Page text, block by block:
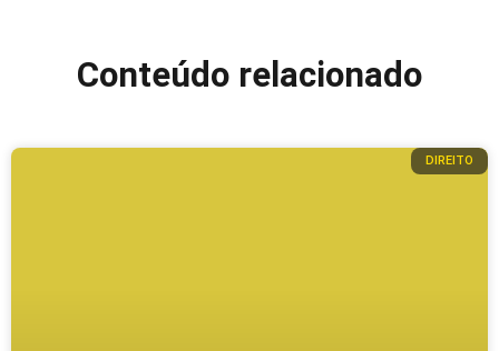
Conteúdo relacionado
DIREITO